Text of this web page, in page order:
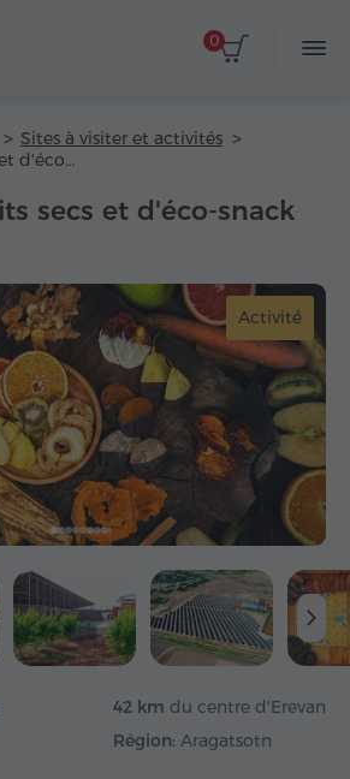
0
Sites à visiter et activités
Usine de fruits secs et d'éco-snack Aregi
secs et d'éco-snack
Activité
42 km du centre d'Erevan
Région: Aragatsotn